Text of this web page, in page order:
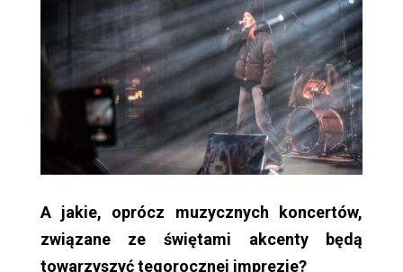
A jakie, oprócz muzycznych koncertów,
związane ze świętami akcenty będą
towarzyszyć tegorocznej imprezie?